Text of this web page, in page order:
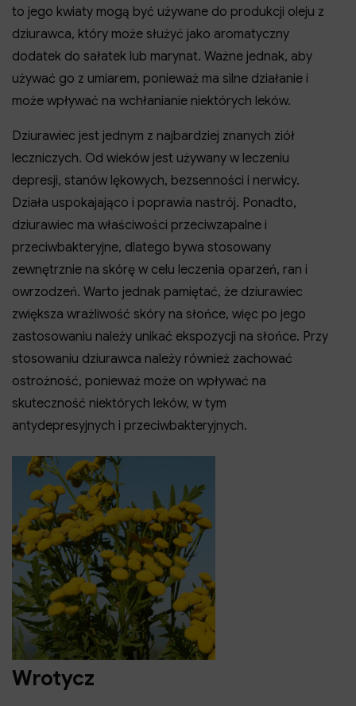
to jego kwiaty mogą być używane do produkcji oleju z
dziurawca, który może służyć jako aromatyczny
dodatek do sałatek lub marynat. Ważne jednak, aby
używać go z umiarem, ponieważ ma silne działanie i
może wpływać na wchłanianie niektórych leków.
Dziurawiec jest jednym z najbardziej znanych ziół
leczniczych. Od wieków jest używany w leczeniu
depresji, stanów lękowych, bezsenności i nerwicy.
Działa uspokajająco i poprawia nastrój. Ponadto,
dziurawiec ma właściwości przeciwzapalne i
przeciwbakteryjne, dlatego bywa stosowany
zewnętrznie na skórę w celu leczenia oparzeń, ran i
owrzodzeń. Warto jednak pamiętać, że dziurawiec
zwiększa wrażliwość skóry na słońce, więc po jego
zastosowaniu należy unikać ekspozycji na słońce. Przy
stosowaniu dziurawca należy również zachować
ostrożność, ponieważ może on wpływać na
skuteczność niektórych leków, w tym
antydepresyjnych i przeciwbakteryjnych.
Wrotycz